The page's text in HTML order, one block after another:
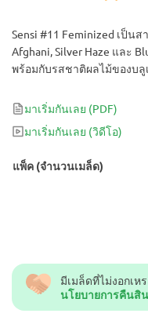
มีเมล็ดที่ไม่งอกเห
นโยบายการคืนสิ
Sensi #11 Feminized เป็น
Afghani, Silver Haze และ
พร้อมกับรสชาติผลไม้ของบ
อัฟกานิสถาน หลังจากช่วงอ
ผลผลิต XL ได้โดยไม่ต้องดูแล
มาเริ่มกันเลย (PDF)
มาเริ่มกันเลย (วิดีโอ)
แพ็ค (จำนวนเมล็ด)